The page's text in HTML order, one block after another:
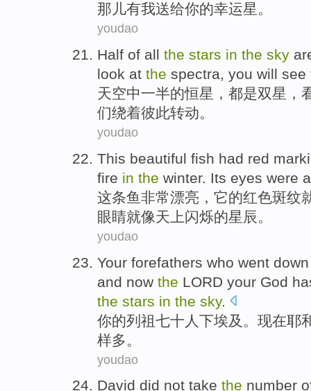
那儿有我送给你的幸运星。
youdao
Half of all the stars in the sky
look at the spectra, you will see
天空中一半的恒星 ， 都是双星 ，
们绕着彼此转动。
youdao
This beautiful fish had red
fire in the winter. Its eyes were
这条鱼非常漂亮 ， 它的红色斑纹
眼睛就像天上闪烁的星辰。
youdao
Your forefathers who went down
and now the LORD your God
the stars in the sky.
你的列祖七十 人 下埃及 。 现在耶
样多。
youdao
David did not take the number